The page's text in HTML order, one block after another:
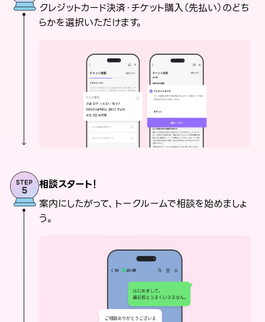
クレジットカード決済・チケット購入（先払い）のどち
らかを選択いただけます。
相談スタート！
案内にしたがって、トークルームで相談を始めましょ
う。